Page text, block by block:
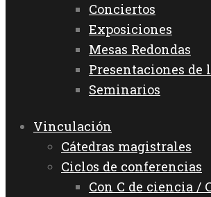
Conciertos
Exposiciones
Mesas Redondas
Presentaciones de
Seminarios
Vinculación
Cátedras magistrales
Ciclos de conferencias
Con C de ciencia /